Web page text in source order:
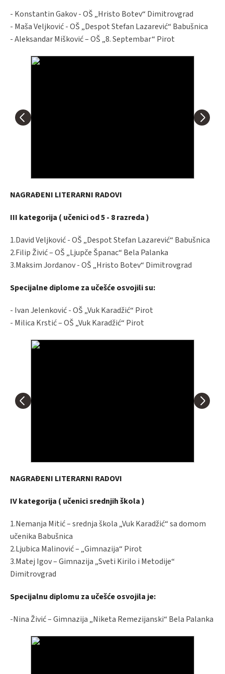
- Konstantin Gakov - OŠ „Hristo Botev“ Dimitrovgrad
- Maša Veljković - OŠ „Despot Stefan Lazarević“ Babušnica
- Aleksandar Mišković – OŠ „8. Septembar“ Pirot
NAGRAĐENI LITERARNI RADOVI
III kategorija ( učenici od 5 - 8 razreda )
1.David Veljković - OŠ „Despot Stefan Lazarević“ Babušnica
2.Filip Živić – OŠ „Ljupče Španac“ Bela Palanka
3.Maksim Jordanov - OŠ „Hristo Botev“ Dimitrovgrad
Specijalne diplome za učešće osvojili su:
- Ivan Jelenković - OŠ „Vuk Karadžić“ Pirot
- Milica Krstić – OŠ „Vuk Karadžić“ Pirot
NAGRAĐENI LITERARNI RADOVI
IV kategorija ( učenici srednjih škola )
1.Nemanja Mitić – srednja škola „Vuk Karadžić“ sa domom
učenika Babušnica
2.Ljubica Malinović – „Gimnazija“ Pirot
3.Matej Igov – Gimnazija „Sveti Kirilo i Metodije“
Dimitrovgrad
Specijalnu diplomu za učešće osvojila je:
-Nina Živić – Gimnazija „Niketa Remezijanski“ Bela Palanka